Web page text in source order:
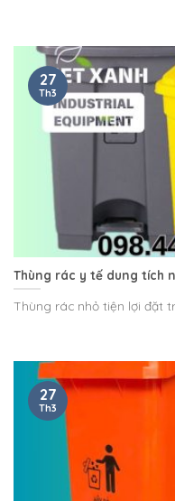
Thùng rác y tế dung tích
Thùng rác nhỏ tiện lợi đặt
27
Th3
27
Th3